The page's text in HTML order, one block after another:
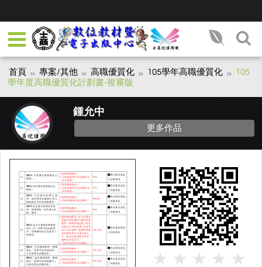
首頁 專案/其他 高職優質化 105學年高職優質化
105
學年度高職優質化計劃書-複審版
鍾允中
更多作品